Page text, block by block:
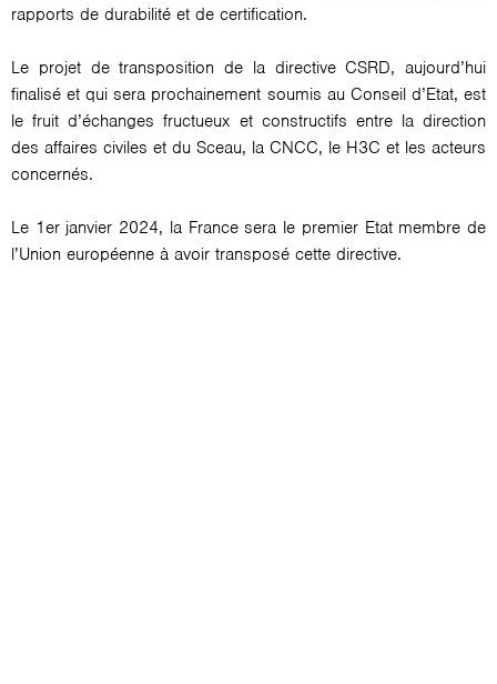
rapports de durabilité et de certification.
Le projet de transposition de la directive CSRD, aujourd’hui
finalisé et qui sera prochainement soumis au Conseil d’Etat, est
le fruit d’échanges fructueux et constructifs entre la direction
des affaires civiles et du Sceau, la CNCC, le H3C et les acteurs
concernés.
Le 1er janvier 2024, la France sera le premier Etat membre de
l’Union européenne à avoir transposé cette directive.